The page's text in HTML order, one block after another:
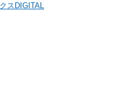
スDIGITAL